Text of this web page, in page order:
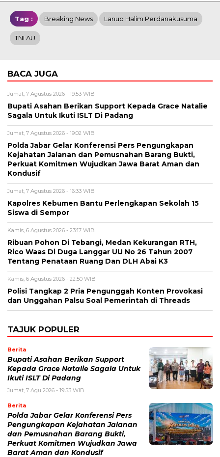
Tag : Breaking News Lanud Halim Perdanakusuma
TNI AU
BACA JUGA
Jumat, 7 Agustus 2026 - 19:53 WIB
Bupati Asahan Berikan Support Kepada Grace Natalie
Sagala Untuk Ikuti ISLT Di Padang
Jumat, 7 Agustus 2026 - 19:02 WIB
Polda Jabar Gelar Konferensi Pers Pengungkapan
Kejahatan Jalanan dan Pemusnahan Barang Bukti,
Perkuat Komitmen Wujudkan Jawa Barat Aman dan
Kondusif
Jumat, 7 Agustus 2026 - 16:33 WIB
Kapolres Kebumen Bantu Perlengkapan Sekolah 15
Siswa di Sempor
Kamis, 6 Agustus 2026 - 23:17 WIB
Ribuan Pohon Di Tebangi, Medan Kekurangan RTH,
Rico Waas Di Duga Langgar UU No 26 Tahun 2007
Tentang Penataan Ruang Dan DLH Abai K3
Kamis, 6 Agustus 2026 - 22:50 WIB
Polisi Tangkap 2 Pria Pengunggah Konten Provokasi
dan Unggahan Palsu Soal Pemerintah di Threads
TAJUK POPULER
Berita
Bupati Asahan Berikan Support
Kepada Grace Natalie Sagala Untuk
Ikuti ISLT Di Padang
Jumat, 7 Agu 2026 - 19:53 WIB
Berita
Polda Jabar Gelar Konferensi Pers
Pengungkapan Kejahatan Jalanan
dan Pemusnahan Barang Bukti,
Perkuat Komitmen Wujudkan Jawa
Barat Aman dan Kondusif